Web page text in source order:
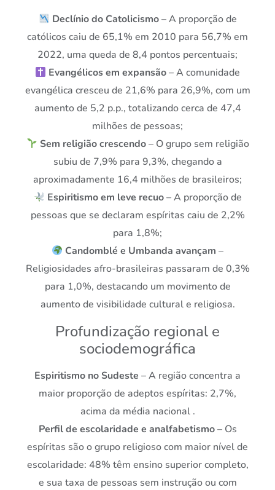
Declínio do Catolicismo– A proporção de
católicos caiu de 65,1% em 2010 para 56,7% em
2022, uma queda de 8,4 pontos percentuais;
Evangélicos em expansão– A comunidade
evangélica cresceu de 21,6% para 26,9%, com um
aumento de 5,2 p.p., totalizando cerca de 47,4
milhões de pessoas;
Sem religião crescendo– O grupo sem religião
subiu de 7,9% para 9,3%, chegando a
aproximadamente 16,4 milhões de brasileiros;
Espiritismo em leve recuo– A proporção de
pessoas que se declaram espíritas caiu de 2,2%
para 1,8%;
Candomblé e Umbanda avançam –
Religiosidades afro-brasileiras passaram de 0,3%
para 1,0%, destacando um movimento de
aumento de visibilidade cultural e religiosa.
Profundização regional e
sociodemográfica
Espiritismo no Sudeste – A região concentra a
maior proporção de adeptos espíritas: 2,7%,
acima da média nacional .
Perfil de escolaridade e analfabetismo– Os
espíritas são o grupo religioso com maior nível de
escolaridade: 48% têm ensino superior completo,
e sua taxa de pessoas sem instrução ou com